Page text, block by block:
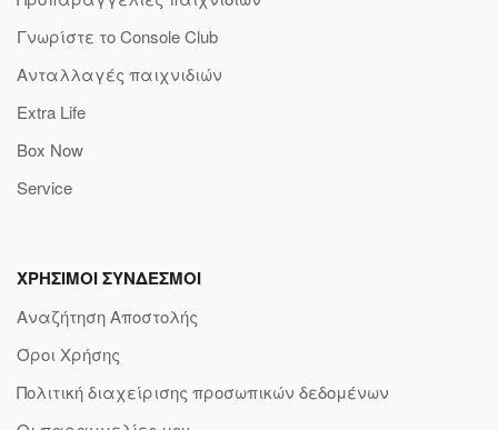
Γνωρίστε το Console Club
Ανταλλαγές παιχνιδιών
Extra Life
Box Now
Service
ΧΡΗΣΙΜΟΙ ΣΥΝΔΕΣΜΟΙ
Αναζήτηση Αποστολής
Όροι Χρήσης
Πολιτική διαχείρισης προσωπικών δεδομένων